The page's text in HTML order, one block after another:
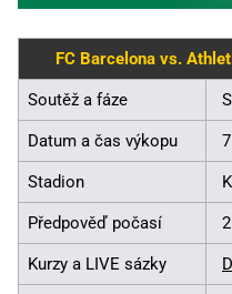
FC Barcelona vs.
Soutěž a fáze
Datum a čas výkopu
Stadion
Předpověď počasí
Kurzy a LIVE sázky